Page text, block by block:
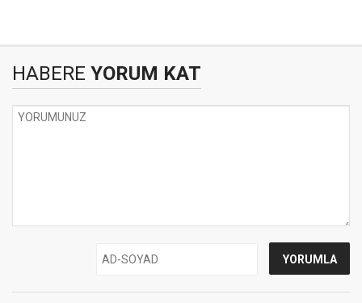
HABERE YORUM KAT